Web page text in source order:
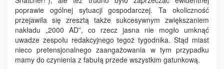
poprawie ogólnej sytuacji gospodarczej. Ta okoliczność
przejawiła się zresztą także sukcesywnym zwiększaniem
nakładu „2000 AD”, co rzecz jasna nie mogło umknąć
uwadze zespołu redakcyjnego tegoż tygodnika. Stąd miast
nieco pretensjonalnego zaangażowania w tym przypadku
mamy do czynienia z fabułą przede wszystkim gatunkową.